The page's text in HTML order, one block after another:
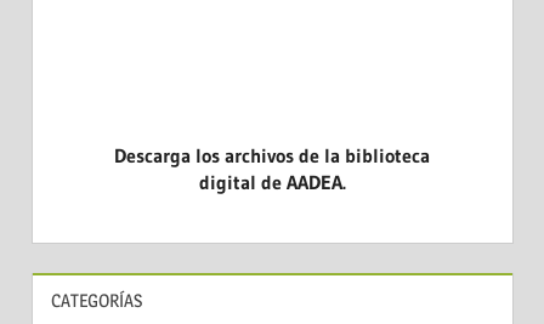
Descarga los archivos de la biblioteca
digital de AADEA.
CATEGORÍAS